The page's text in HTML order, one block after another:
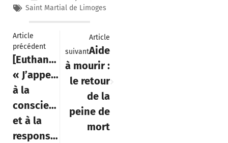
Saint Martial de Limoges
Article
précédent
[Euthanasie]
« J’appelle
à la
conscience
et à la
responsabilité
Article
suivantAide
à mourir :
le retour
de la
peine de
mort